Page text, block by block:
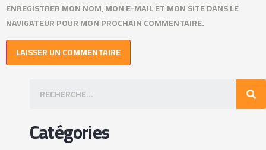
ENREGISTRER MON NOM, MON E-MAIL ET MON SITE DANS LE
NAVIGATEUR POUR MON PROCHAIN COMMENTAIRE.
Catégories